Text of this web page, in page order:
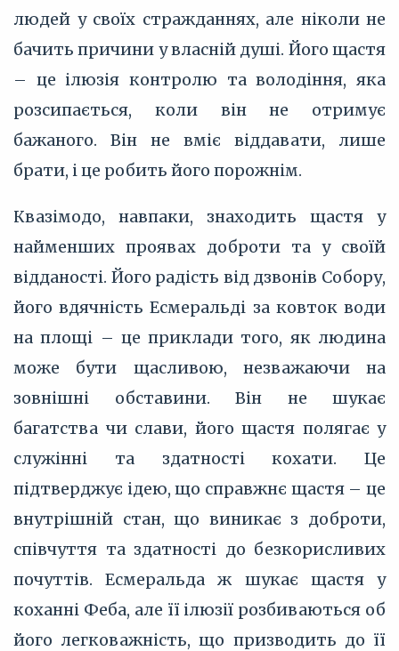
людей у своїх стражданнях, але ніколи не
бачить причини у власній душі. Його щастя
– це ілюзія контролю та володіння, яка
розсипається, коли він не отримує
бажаного. Він не вміє віддавати, лише
брати, і це робить його порожнім.
Квазімодо, навпаки, знаходить щастя у
найменших проявах доброти та у своїй
відданості. Його радість від дзвонів Собору,
його вдячність Есмеральді за ковток води
на площі – це приклади того, як людина
може бути щасливою, незважаючи на
зовнішні обставини. Він не шукає
багатства чи слави, його щастя полягає у
служінні та здатності кохати. Це
підтверджує ідею, що справжнє щастя – це
внутрішній стан, що виникає з доброти,
співчуття та здатності до безкорисливих
почуттів. Есмеральда ж шукає щастя у
коханні Феба, але її ілюзії розбиваються об
його легковажність, що призводить до її